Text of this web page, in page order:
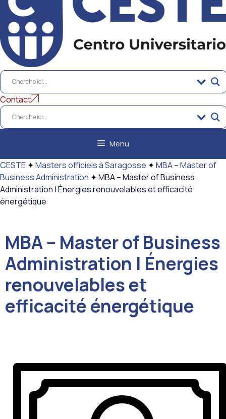
Contact
Menu
CESTE ✦Masters officiels à Saragosse ✦MBA – Master of
Business Administration ✦MBA – Master of Business
Administration | Énergies renouvelables et efficacité
énergétique
MBA – Master of Business
Administration | Énergies
renouvelables et
efficacité énergétique